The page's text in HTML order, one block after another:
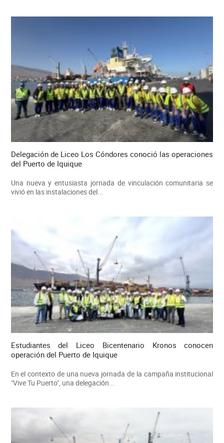
Delegación de Liceo Los Cóndores conoció las operaciones
del Puerto de Iquique
Una nueva y entusiasta jornada de vinculación comunitaria se
vivió en las instalaciones del...
Estudiantes del Liceo Bicentenario Kronos conocen
operación del Puerto de Iquique
En el contexto de una nueva jornada de la campaña institucional
"Vive Tu Puerto", una delegación...